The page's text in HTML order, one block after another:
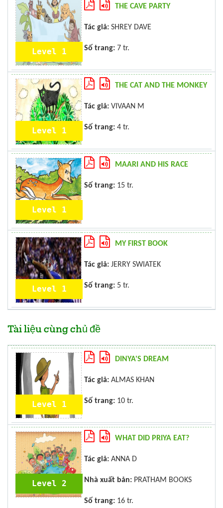
Level 1
THE CAVE PARTY
Tác giả: SHREY DAVE
Số trang: 7 tr.
Level 1
THE CAT AND THE MONKEY
Tác giả: VIVAAN M
Số trang: 4 tr.
Level 1
MAARI AND HIS RACE
Số trang: 15 tr.
Level 1
MY FIRST BOOK
Tác giả: JERRY SWIATEK
Số trang: 5 tr.
Tài liệu cùng chủ đề
Level 1
DINYA'S DREAM
Tác giả: ALMAS KHAN
Số trang: 10 tr.
Level 2
WHAT DID PRIYA EAT?
Tác giả: ANNA D
Nhà xuất bản: PRATHAM BOOKS
Số trang: 16 tr.